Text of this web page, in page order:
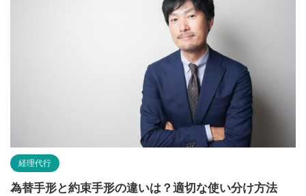
経理代行
為替手形と約束手形の違いは？適切な使い分け方法